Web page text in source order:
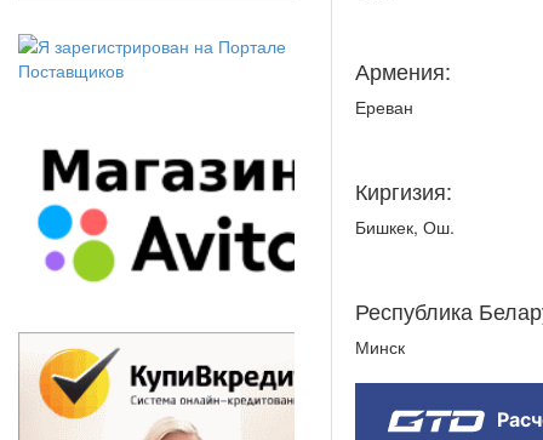
Армения:
Ереван
Киргизия:
Бишкек, Ош.
Республика
Минск